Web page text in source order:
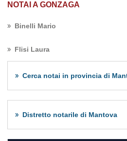
NOTAI A GONZAGA
Binelli Mario
Flisi Laura
Cerca notai in provincia di
Distretto notarile di Mantova